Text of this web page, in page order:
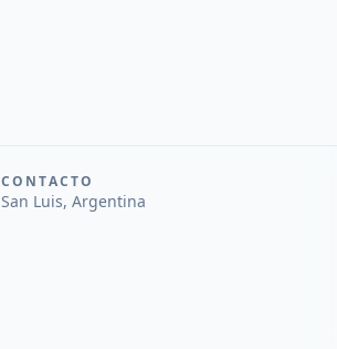
CONTACTO
San Luis, Argentina